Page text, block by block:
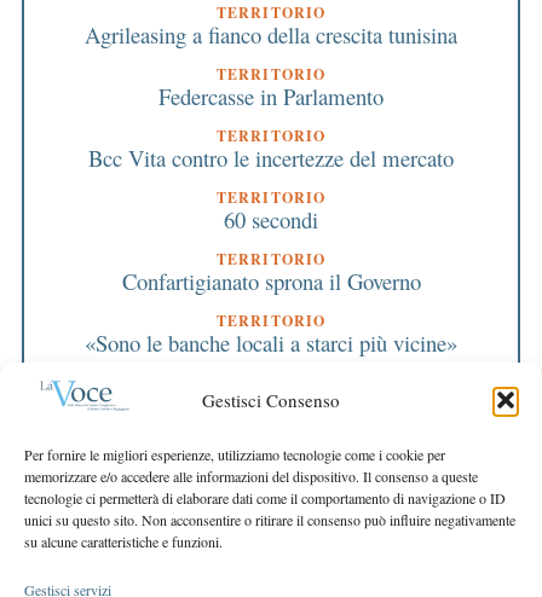
Gestisci Consenso
Per fornire le migliori esperienze, utilizziamo tecnologie come i cookie per
memorizzare e/o accedere alle informazioni del dispositivo. Il consenso a queste
tecnologie ci permetterà di elaborare dati come il comportamento di navigazione o ID
unici su questo sito. Non acconsentire o ritirare il consenso può influire negativamente
su alcune caratteristiche e funzioni.
Gestisci servizi
TERRITORIO
Agrileasing a fianco della crescita tunisina
TERRITORIO
Federcasse in Parlamento
TERRITORIO
Bcc Vita contro le incertezze del mercato
TERRITORIO
60 secondi
TERRITORIO
Confartigianato sprona il Governo
TERRITORIO
«Sono le banche locali a starci più vicine»
Giovani Industriali
La nostra missione: concretezza e fiducia
EDITORIALE PRESIDENTE
Il sistema cooperativo vince la crisi globale